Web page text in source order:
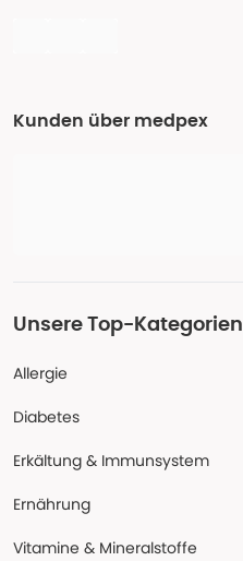
Kunden über medpex
Unsere Top-Kategorien
Allergie
Diabetes
Erkältung & Immunsystem
Ernährung
Vitamine & Mineralstoffe